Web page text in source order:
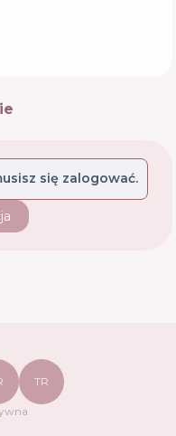
się zalogować.
TR